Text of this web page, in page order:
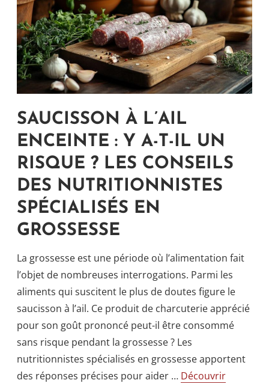
SAUCISSON À L’AIL
ENCEINTE : Y A-T-IL UN
RISQUE ? LES CONSEILS
DES NUTRITIONNISTES
SPÉCIALISÉS EN
GROSSESSE
La grossesse est une période où l’alimentation fait
l’objet de nombreuses interrogations. Parmi les
aliments qui suscitent le plus de doutes figure le
saucisson à l’ail. Ce produit de charcuterie apprécié
pour son goût prononcé peut-il être consommé
sans risque pendant la grossesse ? Les
nutritionnistes spécialisés en grossesse apportent
des réponses précises pour aider … Découvrir